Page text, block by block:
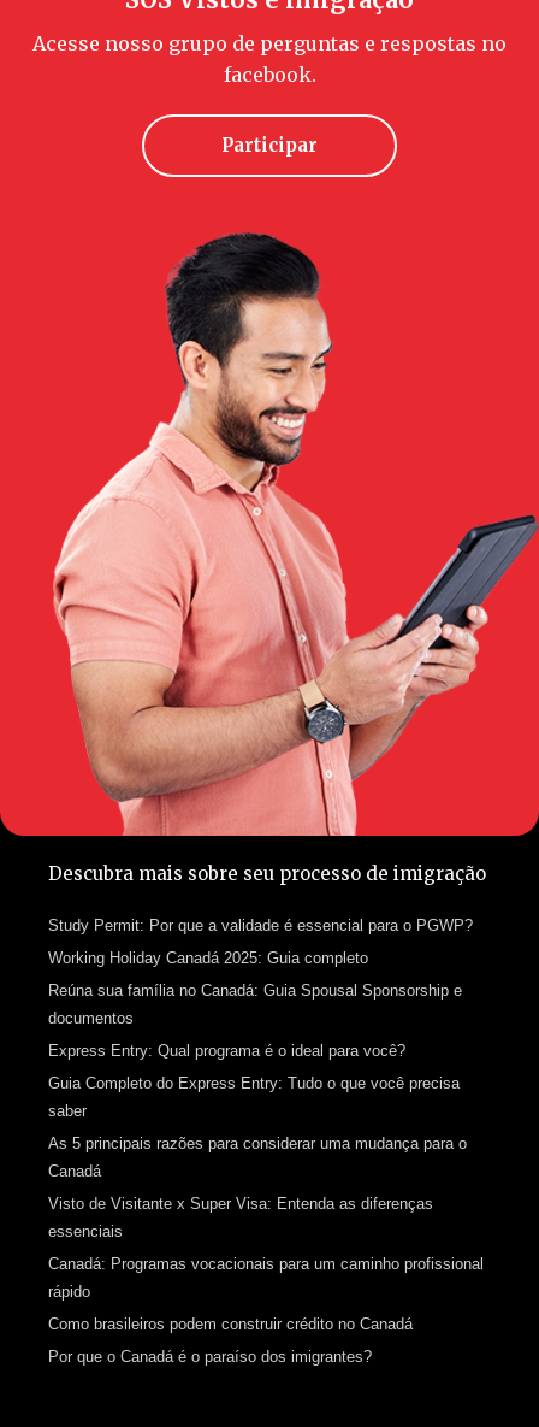
Acesse nosso grupo de perguntas e respostas no
facebook.
Participar
Descubra mais sobre seu processo de imigração
Study Permit: Por que a validade é essencial para o PGWP?
Working Holiday Canadá 2025: Guia completo
Reúna sua família no Canadá: Guia Spousal Sponsorship e
documentos
Express Entry: Qual programa é o ideal para você?
Guia Completo do Express Entry: Tudo o que você precisa
saber
As 5 principais razões para considerar uma mudança para o
Canadá
Visto de Visitante x Super Visa: Entenda as diferenças
essenciais
Canadá: Programas vocacionais para um caminho profissional
rápido
Como brasileiros podem construir crédito no Canadá
Por que o Canadá é o paraíso dos imigrantes?